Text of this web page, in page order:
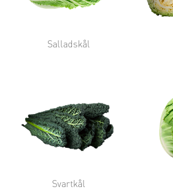
Salladskål
Svartkål